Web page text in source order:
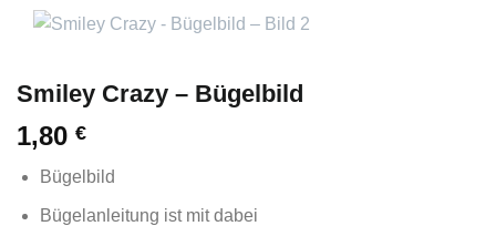
Smiley Crazy – Bügelbild
1,80 €
Bügelbild
Bügelanleitung ist mit dabei